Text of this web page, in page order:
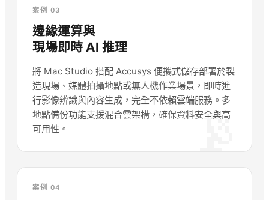
案例 03
邊緣運算與
現場即時 AI 推理
將 Mac Studio 搭配 Accusys 便攜式儲存部署於製
造現場、媒體拍攝地點或無人機作業場景，即時進
行影像辨識與內容生成，完全不依賴雲端服務。多
地點備份功能支援混合雲架構，確保資料安全與高
可用性。
📡
案例 04